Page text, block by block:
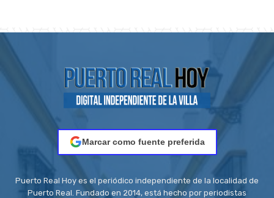
Marcar como fuente preferida
Puerto Real Hoy es el periódico independiente de la localidad de
Puerto Real. Fundado en 2014, está hecho por periodistas